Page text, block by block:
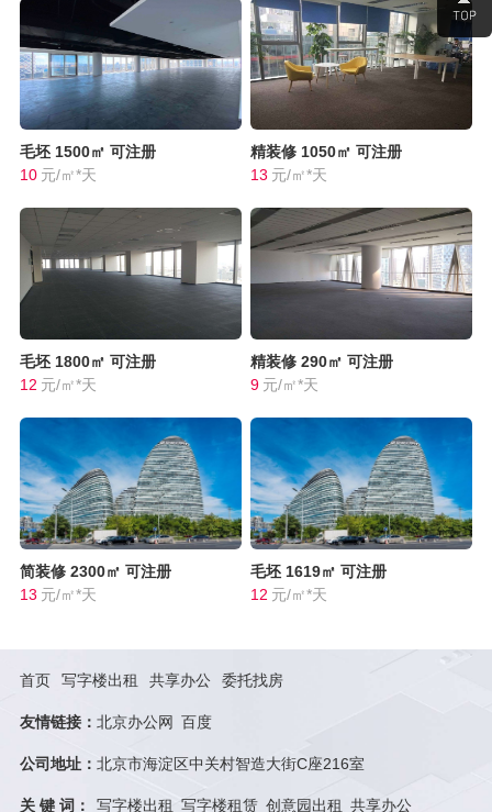
毛坯 1500㎡ 可注册
10 元/㎡*天
精装修 1050㎡ 可注册
13 元/㎡*天
毛坯 1800㎡ 可注册
12 元/㎡*天
精装修 290㎡ 可注册
9 元/㎡*天
简装修 2300㎡ 可注册
13 元/㎡*天
毛坯 1619㎡ 可注册
12 元/㎡*天
首页 写字楼出租 共享办公 委托找房
友情链接： 北京办公网 百度
公司地址： 北京市海淀区中关村智造大街C座216室
关 键 词： 写字楼出租 写字楼租赁 创意园出租 共享办公